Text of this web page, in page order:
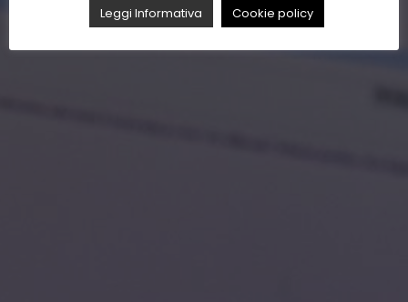
Leggi Informativa
Cookie policy